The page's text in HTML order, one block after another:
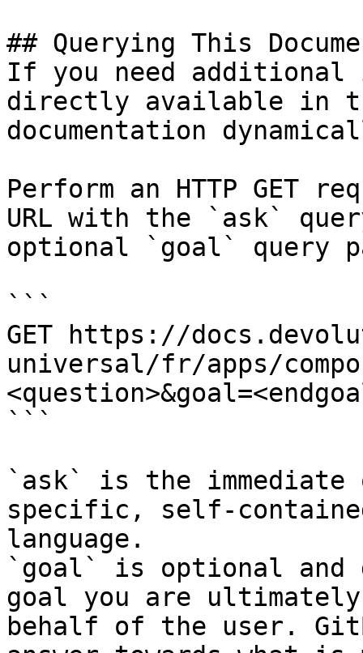
## Querying This
If you need
directly available in
documentation
Perform an HTTP GET
URL with the `ask`
optional `goal` query
```
GET https://
universal/fr/apps/
```
`ask` is the
specific, self-
language.
`goal` is optional and
goal you are
behalf of the user.